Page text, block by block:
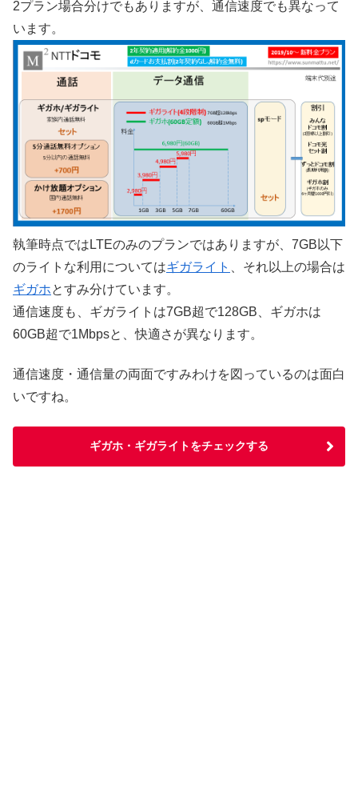
2プラン場合分けでもありますが、通信速度でも異なって
います。
執筆時点ではLTEのみのプランではありますが、7GB以下
のライトな利用についてはギガライト
、それ以上の場合は
ギガホとすみ分けています。
通信速度も、ギガライトは7GB超で128GB、ギガホは
60GB超で1Mbpsと、快適さが異なります。
通信速度・通信量の両面ですみわけを図っているのは面白
いですね。
ギガホ・ギガライトをチェックする